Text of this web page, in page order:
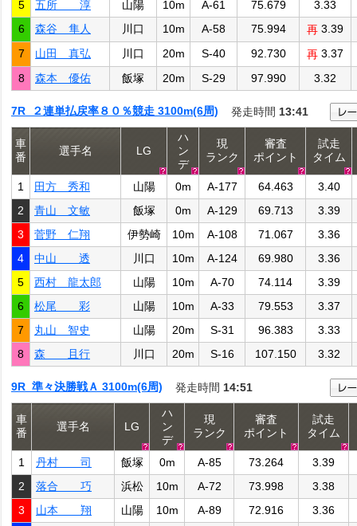
5
五所 淳 山陽 10m A-61 75.679
3.33
6
森谷 隼人 川口 10m A-58 75.994 再 3.39
7
山田 真弘 川口 20m S-40 92.730 再 3.37
8
森本 優佑 飯塚 20m S-29 97.990 3.32
7R ２連単払戻率８０％競走 3100m(6周) 発走時間 13:41
車
番
選手名 LG
ハ
ン
デ
現
ランク
審査
ポイント
試走
タイム
1 田方 秀和 山陽 0m A-177 64.463
3.40
2
青山 文敏 飯塚 0m A-129 69.713
3.39
3
菅野 仁翔 伊勢崎 10m A-108 71.067
3.36
4
中山 透 川口 10m A-124 69.980
3.36
5
西村 龍太郎 山陽 10m A-70 74.114
3.39
6
松尾 彩 山陽 10m A-33 79.553
3.37
7
丸山 智史 山陽 20m S-31 96.383
3.33
8
森 且行 川口 20m S-16 107.150 3.32
9R 準々決勝戦Ａ 3100m(6周) 発走時間 14:51
車
番
選手名 LG
ハ
ン
デ
現
ランク
審査
ポイント
試走
タイム
1 丹村 司 飯塚 0m A-85 73.264 3.39
2
落合 巧 浜松 10m A-72 73.998 3.38
3
山本 翔 山陽 10m A-89 72.916 3.36